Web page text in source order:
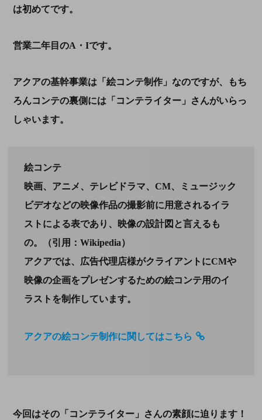
は初めてです。
営業二年目のA・Iです。
アクアの基幹事業は「絵コンテ制作」なのですが、もち
ろんコンテの裏側には「コンテライター」さんがいらっ
しゃいます。
絵コンテ
映画、アニメ、テレビドラマ、CM、ミュージック
ビデオなどの映像作品の撮影前に用意されるイラ
ストによる表であり、映像の設計図と言えるも
の。（引用：Wikipedia）
アクアでは、広告代理店様がクライアントにCMや
映像の企画をプレゼンするための絵コンテ用のイ
ラストを制作しています。
アクアの絵コンテ制作に関してはこちら
今回はその「コンテライター」さんの素顔に迫ります！